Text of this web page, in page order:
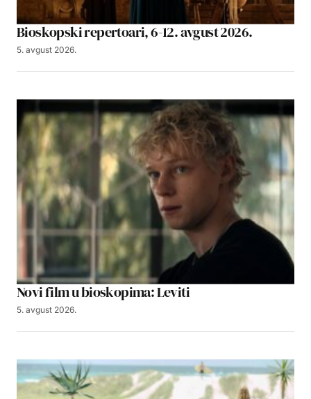
Bioskopski repertoari, 6-12. avgust 2026.
5. avgust 2026.
Novi film u bioskopima: Leviti
5. avgust 2026.